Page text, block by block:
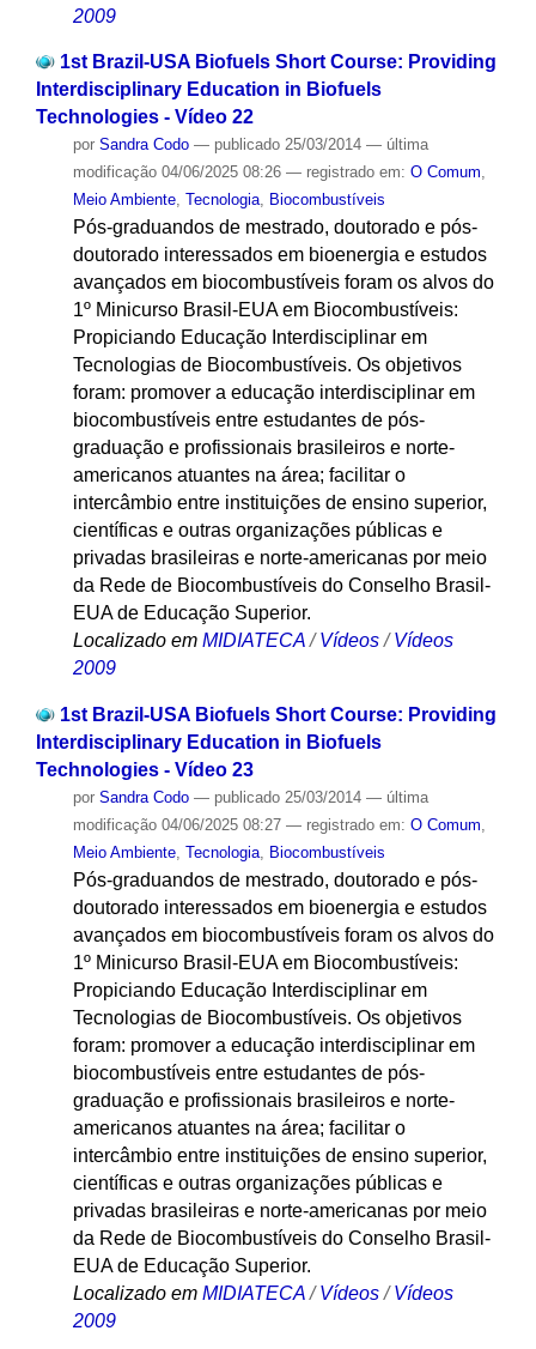
2009
1st Brazil-USA Biofuels Short Course: Providing
Interdisciplinary Education in Biofuels
Technologies - Vídeo 22
por Sandra Codo — publicado25/03/2014 — última
modificação04/06/2025 08:26 — registrado em: O Comum,
Meio Ambiente, Tecnologia, Biocombustíveis
Pós-graduandos de mestrado, doutorado e pós-
doutorado interessados em bioenergia e estudos
avançados em biocombustíveis foram os alvos do
1º Minicurso Brasil-EUA em Biocombustíveis:
Propiciando Educação Interdisciplinar em
Tecnologias de Biocombustíveis. Os objetivos
foram: promover a educação interdisciplinar em
biocombustíveis entre estudantes de pós-
graduação e profissionais brasileiros e norte-
americanos atuantes na área; facilitar o
intercâmbio entre instituições de ensino superior,
científicas e outras organizações públicas e
privadas brasileiras e norte-americanas por meio
da Rede de Biocombustíveis do Conselho Brasil-
EUA de Educação Superior.
Localizado em MIDIATECA /Vídeos /Vídeos
2009
1st Brazil-USA Biofuels Short Course: Providing
Interdisciplinary Education in Biofuels
Technologies - Vídeo 23
por Sandra Codo — publicado25/03/2014 — última
modificação04/06/2025 08:27 — registrado em: O Comum,
Meio Ambiente, Tecnologia, Biocombustíveis
Pós-graduandos de mestrado, doutorado e pós-
doutorado interessados em bioenergia e estudos
avançados em biocombustíveis foram os alvos do
1º Minicurso Brasil-EUA em Biocombustíveis:
Propiciando Educação Interdisciplinar em
Tecnologias de Biocombustíveis. Os objetivos
foram: promover a educação interdisciplinar em
biocombustíveis entre estudantes de pós-
graduação e profissionais brasileiros e norte-
americanos atuantes na área; facilitar o
intercâmbio entre instituições de ensino superior,
científicas e outras organizações públicas e
privadas brasileiras e norte-americanas por meio
da Rede de Biocombustíveis do Conselho Brasil-
EUA de Educação Superior.
Localizado em MIDIATECA /Vídeos /Vídeos
2009